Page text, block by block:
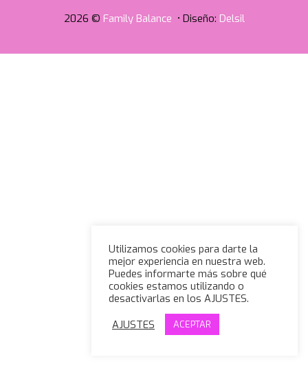
2026 © Family Balance • Diseño: Delsil
Utilizamos cookies para darte la
mejor experiencia en nuestra web.
Puedes informarte más sobre qué
cookies estamos utilizando o
desactivarlas en los AJUSTES.
AJUSTES
ACEPTAR